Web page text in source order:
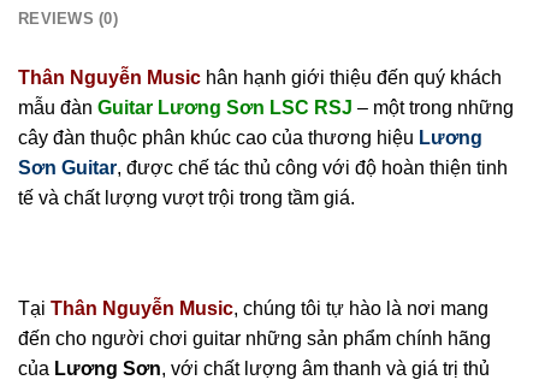
REVIEWS (0)
Thân Nguyễn Music hân hạnh giới thiệu đến quý khách
mẫu đàn Guitar Lương Sơn LSC RSJ – một trong những
cây đàn thuộc phân khúc cao của thương hiệu Lương
Sơn Guitar, được chế tác thủ công với độ hoàn thiện tinh
tế và chất lượng vượt trội trong tầm giá.
Tại Thân Nguyễn Music, chúng tôi tự hào là nơi mang
đến cho người chơi guitar những sản phẩm chính hãng
của Lương Sơn, với chất lượng âm thanh và giá trị thủ